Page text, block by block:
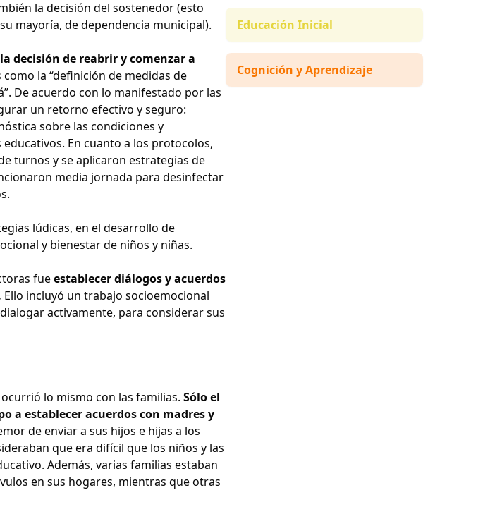
la decisión del sostenedor (esto
mayoría, de dependencia municipal).
decisión de reabrir y comenzar a
la “definición de medidas de
De acuerdo con lo manifestado por las
un retorno efectivo y seguro:
sobre las condiciones y
En cuanto a los protocolos,
turnos y se aplicaron estrategias de
media jornada para desinfectar
lúdicas, en el desarrollo de
y bienestar de niños y niñas.
fueestablecer diálogos y acuerdos
Ello incluyó un trabajo socioemocional
activamente, para considerar sus
lo mismo con las familias. Sólo el
a establecer acuerdos con madres y
de enviar a sus hijos e hijas a los
que era difícil que los niños y las
Además, varias familias estaban
en sus hogares, mientras que otras
Educación Inicial
Cognición y Aprendizaje